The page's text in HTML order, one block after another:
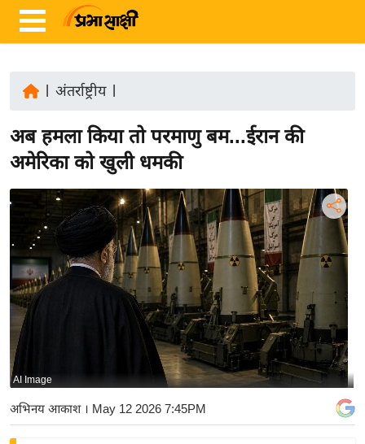
ज़ा
ख
र
ष्ट्री
य
अं
त
र्रा
य
बि
ज़
अंतर्राष्ट्रीय|
अब हमला किया तो परमाणु बम...ईरान की
अमेरिका को खुली धमकी
AI Image
अभिनय आकाश। May 12 2026 7:45PM